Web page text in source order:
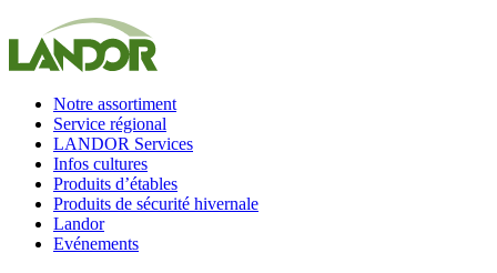
Notre assortiment
Service régional
LANDOR Services
Infos cultures
Produits d’étables
Produits de sécurité hivernale
Landor
Evénements